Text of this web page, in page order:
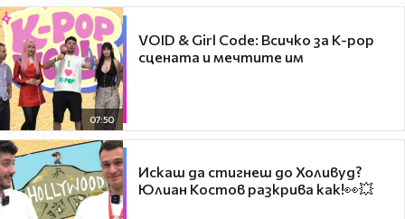
07:50
VOID & Girl Code: Всичко за K-pop
сцената и мечтите им
Искаш да стигнеш до Холивуд?
Юлиан Костов разкрива как!👀💥